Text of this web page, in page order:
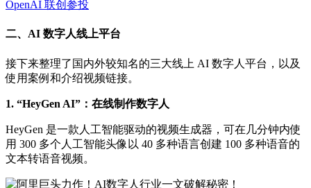
OpenAI 联创参投
二、AI 数字人线上平台
接下来整理了国内外较知名的三大线上 AI 数字人平台，以及
使用案例和介绍视频链接。
1. “HeyGen AI”：在线制作数字人
HeyGen 是一款人工智能驱动的视频生成器，可在几分钟内使
用 300 多个人工智能头像以 40 多种语言创建 100 多种语音的
文本转语音视频。